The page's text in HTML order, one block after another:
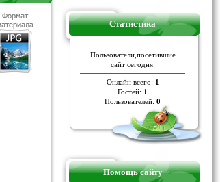
Статистика
Пoльзoвaтели,пoceтившие
caйт ceгoдня:
Онлайн всего: 1
Гостей: 1
Пользователей: 0
Помощь сайту